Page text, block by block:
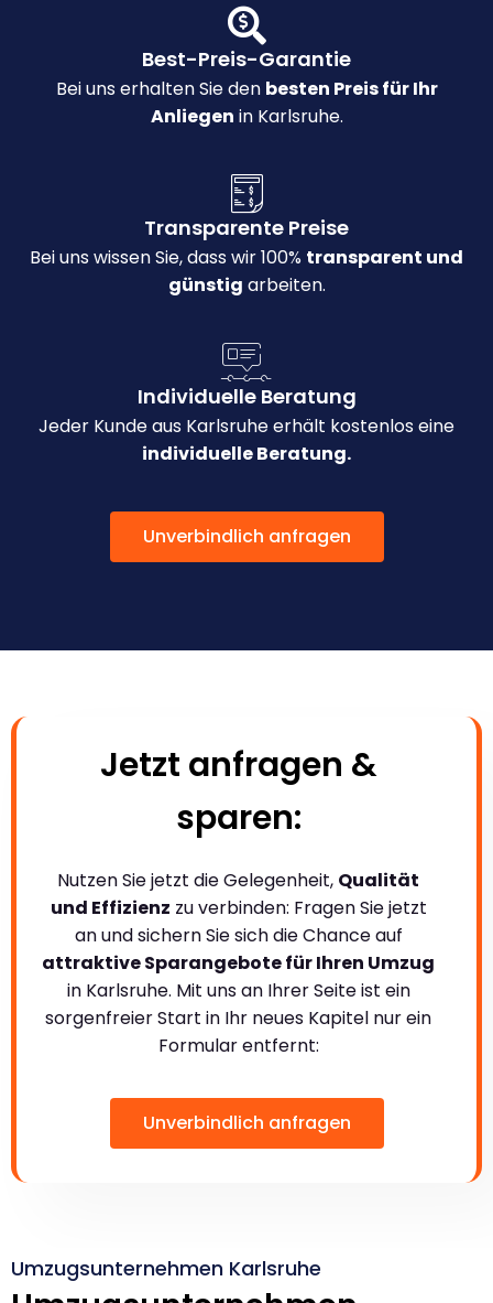
Best-Preis-Garantie
Bei uns erhalten Sie den besten Preis für Ihr
Anliegen in Karlsruhe.
Transparente Preise
Bei uns wissen Sie, dass wir 100% transparent und
günstig arbeiten.
Individuelle Beratung
Jeder Kunde aus Karlsruhe erhält kostenlos eine
individuelle Beratung.
Unverbindlich anfragen
Jetzt anfragen &
sparen:
Nutzen Sie jetzt die Gelegenheit, Qualität
und Effizienz zu verbinden: Fragen Sie jetzt
an und sichern Sie sich die Chance auf
attraktive Sparangebote für Ihren Umzug
in Karlsruhe. Mit uns an Ihrer Seite ist ein
sorgenfreier Start in Ihr neues Kapitel nur ein
Formular entfernt:
Unverbindlich anfragen
Umzugsunternehmen Karlsruhe